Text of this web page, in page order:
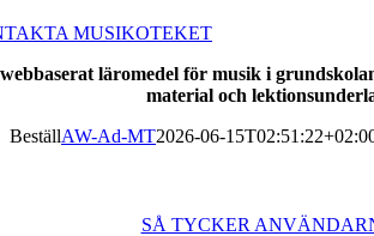
MUSIKOTEKET
läromedel för musik i
material och
BeställAW-Ad-MT2026-06-
SÅ TYCKER